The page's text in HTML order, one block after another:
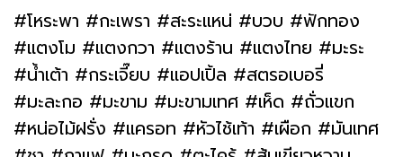
#โหระพา #กะเพรา #สะระแหน่ #บวบ #ฟักทอง
#แตงโม #แตงกวา #แตงร้าน #แตงไทย #มะระ
#น้ำเต้า #กระเจี๊ยบ #แอปเปิ้ล #สตรอเบอรี่
#มะละกอ #มะขาม #มะขามเทศ #เห็ด #ถั่วแขก
#หน่อไม้ฝรั่ง #แครอท #หัวไช้เท้า #เผือก #มันเทศ